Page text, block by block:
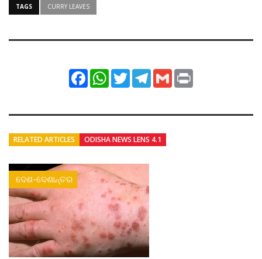
TAGS CURRY LEAVES
FacebookWhatsApp
TwitterTelegram
Gmail
RELATED ARTICLES ODISHA NEWS LENS 4.1
ଦେଶ-ଦେଶାନ୍ତର